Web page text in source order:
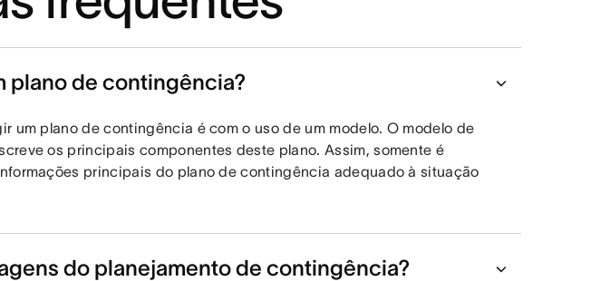
plano de contingência?
um plano de contingência é com o uso de um modelo. O modelo de
os principais componentes deste plano. Assim, somente é
principais do plano de contingência adequado à situação
do planejamento de contingência?